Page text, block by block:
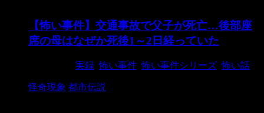
【怖い事件】交通事故で父子が死亡…後部座
席の母はなぜか死後1～2日経っていた
実録 ,怖い事件 ,怖い事件シリーズ ,怖い話
怪奇現象 都市伝説